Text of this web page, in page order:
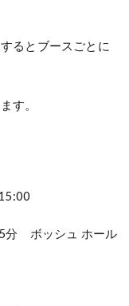
るとブースごとに
す。
分 ボッシュ ホール